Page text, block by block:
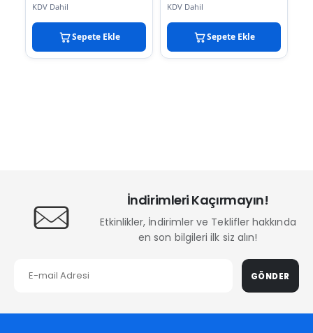
KDV Dahil
Sepete Ekle
KDV Dahil
Sepete Ekle
İndirimleri Kaçırmayın!
Etkinlikler, İndirimler ve Teklifler hakkında
en son bilgileri ilk siz alın!
GÖNDER